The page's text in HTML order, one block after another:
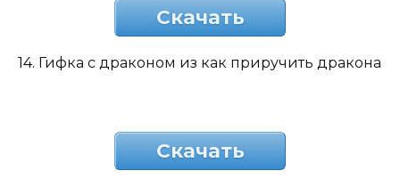
Скачать
14. Гифка с драконом из как приручить дракона
Скачать